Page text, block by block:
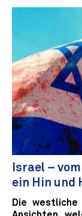
Israel –
ein Hin und
Die